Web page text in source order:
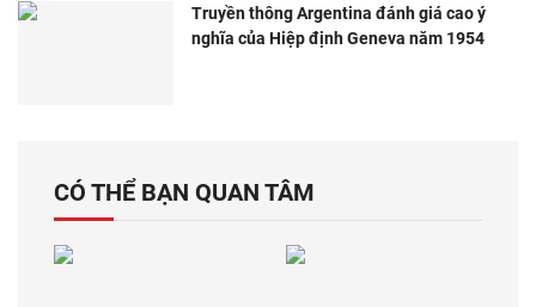
Truyền thông Argentina đánh giá cao ý
nghĩa của Hiệp định Geneva năm 1954
CÓ THỂ BẠN QUAN TÂM